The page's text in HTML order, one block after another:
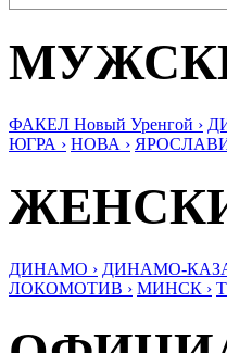
ФАКЕЛ Новый Уренгой ›
ЮГРА › НОВА ›
ДИНАМО › ДИНАМО-
ЛОКОМОТИВ › МИНСК ›